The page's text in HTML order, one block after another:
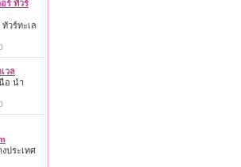
ร์ ทัวร์
วร์ทะเล
วล
อ นำ
ประเทศ